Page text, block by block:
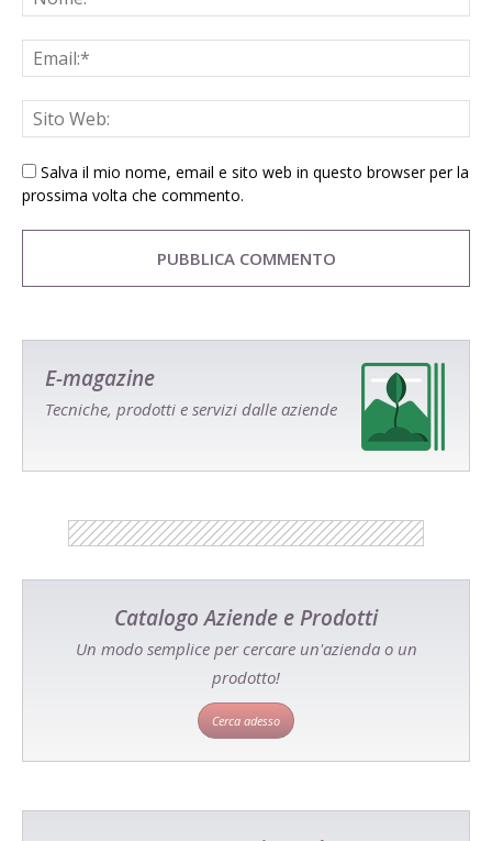
Salva il mio nome, email e sito web in questo browser per la
prossima volta che commento.
E-magazine
Tecniche, prodotti e servizi dalle aziende
Catalogo Aziende e Prodotti
Un modo semplice per cercare un'azienda o un
prodotto!
Cerca adesso